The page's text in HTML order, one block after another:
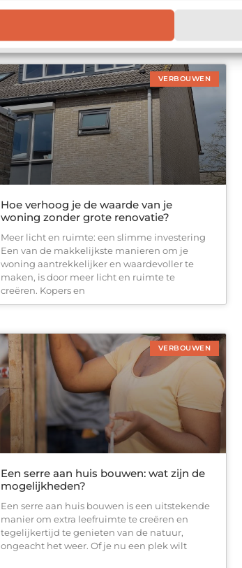
constructies in beton en metselwerk. Of je nu
VERBOUWEN
Hoe verhoog je de waarde van je
woning zonder grote renovatie?
Meer licht en ruimte: een slimme investering
Een van de makkelijkste manieren om je
woning aantrekkelijker en waardevoller te
maken, is door meer licht en ruimte te
creëren. Kopers en
VERBOUWEN
Een serre aan huis bouwen: wat zijn de
mogelijkheden?
Een serre aan huis bouwen is een uitstekende
manier om extra leefruimte te creëren en
tegelijkertijd te genieten van de natuur,
ongeacht het weer. Of je nu een plek wilt